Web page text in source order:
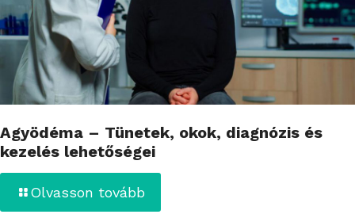
Agyödéma – Tünetek, okok, diagnózis és
kezelés lehetőségei
Olvasson tovább